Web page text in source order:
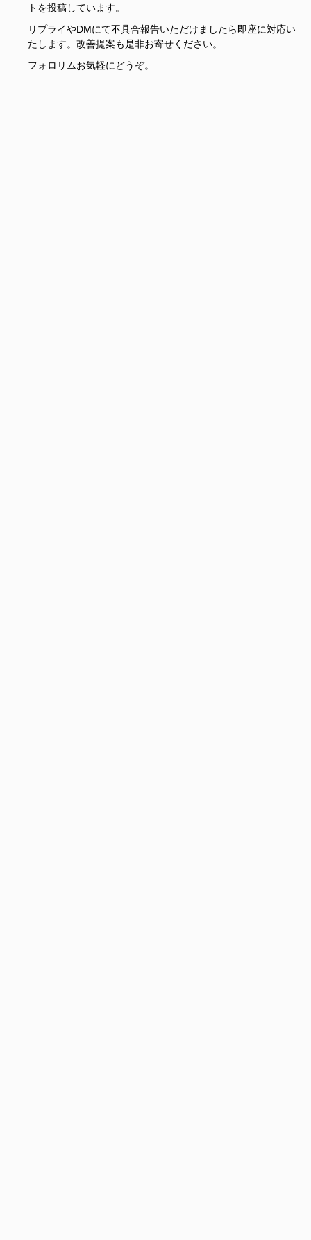
トを投稿しています。
リプライやDMにて不具合報告いただけましたら即座に対応い
たします。改善提案も是非お寄せください。
フォロリムお気軽にどうぞ。